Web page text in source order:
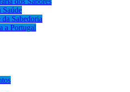
Saúde
da Sabedoria
a Portugal